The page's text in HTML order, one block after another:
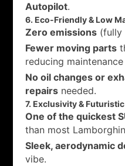
Autopilot.
6. Eco-Friendly & Low
Zero emissions (fully
Fewer moving parts
reducing
No oil changes or
repairs needed.
7. Exclusivity &
One of the quickest
than most
Sleek, aerodynamic
vibe.